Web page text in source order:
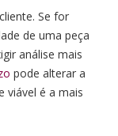
Se for
de uma peça
análise mais
pode alterar a
viável é a mais